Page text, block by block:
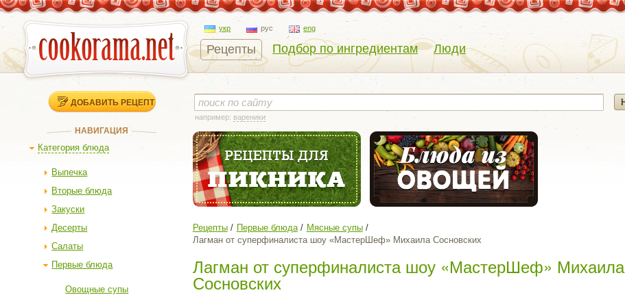
укр рус eng
Рецепты Подбор по ингредиентам Люди
ДОБАВИТЬ РЕЦЕПТ
НАВИГАЦИЯ
Категория блюда
Выпечка
Вторые блюда
Закуски
Десерты
Салаты
Первые блюда
Овощные супы
например: вареники
Рецепты Первые блюда
Мясные супы
Лагман от суперфиналиста шоу «МастерШеф» Михаила Сосновских
Лагман от суперфиналиста шоу «МастерШеф» Михаила
Сосновских